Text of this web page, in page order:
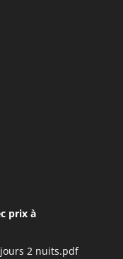
prix à
jours 2 nuits.pdf